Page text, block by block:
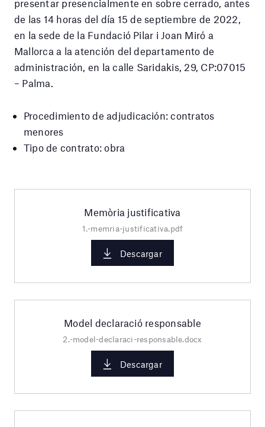
presentar presencialmente en sobre cerrado, antes
de las 14 horas del día 15 de septiembre de 2022,
en la sede de la Fundació Pilar i Joan Miró a
Mallorca a la atención del departamento de
administración, en la calle Saridakis, 29, CP:07015
– Palma.
Procedimiento de adjudicación: contratos
menores
Tipo de contrato: obra
Memòria justificativa
1.-memria-justificativa.pdf
Descargar
Model declaració responsable
2.-model-declaraci-responsable.docx
Descargar